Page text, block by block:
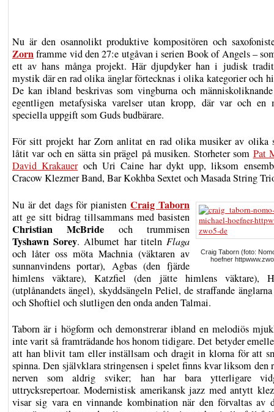
Nu är den osannolikt produktive kompositören och
Zornframme vid den 27:e utgåvan i serien Book of Angels –
ett av hans många projekt. Här djupdyker han i judisk
mystik där en rad olika änglar förtecknas i olika kategorier och
De kan ibland beskrivas som vingburna och
egentligen metafysiska varelser utan kropp, där var och en
speciella uppgift som Guds budbärare.
För sitt projekt har Zorn anlitat en rad olika musiker av olika
låtit var och en sätta sin prägel på musiken. Storheter som Pat
David Krakaueroch Uri Caine har dykt upp, liksom
Cracow Klezmer Band, Bar Kokhba Sextet och Masada String
Craig Taborn (foto:
hoefner
Nu är det dags för pianistenCraig Taborn
att ge sitt bidrag tillsammans med basisten
Christian McBride och trummisen
Tyshawn Sorey. Albumet har titelnFlaga
och låter oss möta Machnia (väktaren av
sunnanvindens portar), Agbas (den fjärde
himlens väktare), Katzfiel (den jätte himlens väktare),
(utplånandets ängel), skyddsängeln Peliel, de straffande
och Shoftiel och slutligen den onda anden Talmai.
Taborn är i högform och demonstrerar ibland en melodiös
inte varit så framträdande hos honom tidigare. Det betyder
att han blivit tam eller inställsam och dragit in klorna för att
spinna. Den självklara stringensen i spelet finns kvar liksom den
nerven som aldrig sviker; han har bara ytterligare
uttrycksrepertoar. Modernistisk amerikansk jazz med antytt
visar sig vara en vinnande kombination när den förvaltas av